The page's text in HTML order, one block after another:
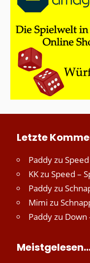
Letzte
Paddyzu
KKzu Speed –
Paddyzu
Mimi zu
Paddyzu Down